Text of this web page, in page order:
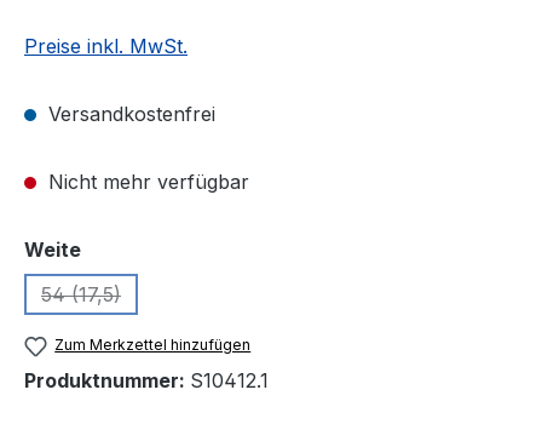
Preise inkl. MwSt.
Versandkostenfrei
Nicht mehr verfügbar
Weiteauswählen
54 (17,5)
(Diese Option ist zurzeit nicht verfügbar.)
Zum Merkzettel hinzufügen
Produktnummer: S10412.1